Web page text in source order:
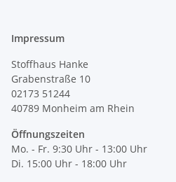
Impressum
Stoffhaus Hanke
Grabenstraße 10
02173 51244
40789 Monheim am Rhein
Öffnungszeiten
Mo. - Fr. 9:30 Uhr - 13:00 Uhr
Di. 15:00 Uhr - 18:00 Uhr